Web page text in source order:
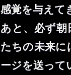
覚を与えて
と、必ず
ちの未来
ジを送って